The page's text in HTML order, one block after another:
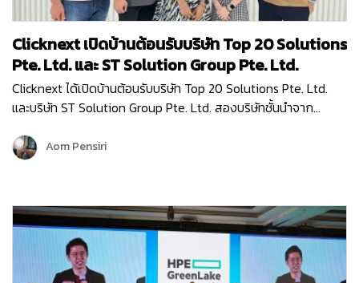
Clicknext เปิดบ้านต้อนรับบริษัท Top 20 Solutions
Pte. Ltd. และ ST Solution Group Pte. Ltd.
Clicknext ได้เปิดบ้านต้อนรับบริษัท Top 20 Solutions Pte. Ltd.
และบริษัท ST Solution Group Pte. Ltd. สองบริษัทชั้นนำจาก
เยี่ยมครั้งนี้ก็เพื่อมาพูดคุยแลกเปลี่ยนข้อมูล…
Aom Pensiri